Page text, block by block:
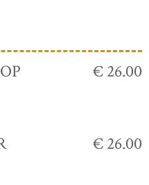
€ 26.00
€ 26.00